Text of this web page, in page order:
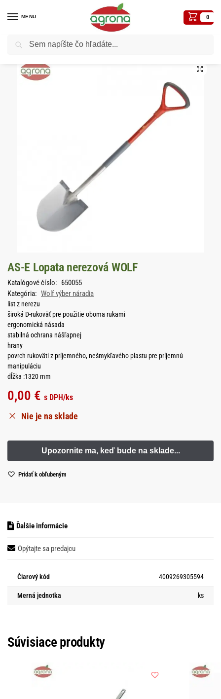
MENU 0
Domov Záhradné a iné náradie / Wolf výber náradia
AS-E Lopata nerezová WOLF
Katalógové číslo: 650055
Kategória: Wolf výber náradia
list z nerezu
široká D-rukoväť pre použitie oboma rukami
ergonomická násada
stabilná ochrana nášľapnej
hrany
povrch rukoväti z príjemného, nešmykľavého plastu pre príjemnú
manipuláciu
dĺžka :1320 mm
0,00 € s DPH/ks
Nie je na sklade
Pridať k obľubeným
Ďalšie informácie
Opýtajte sa predajcu
Čiarový kód 4009269305594
Merná jednotka ks
Súvisiace produkty